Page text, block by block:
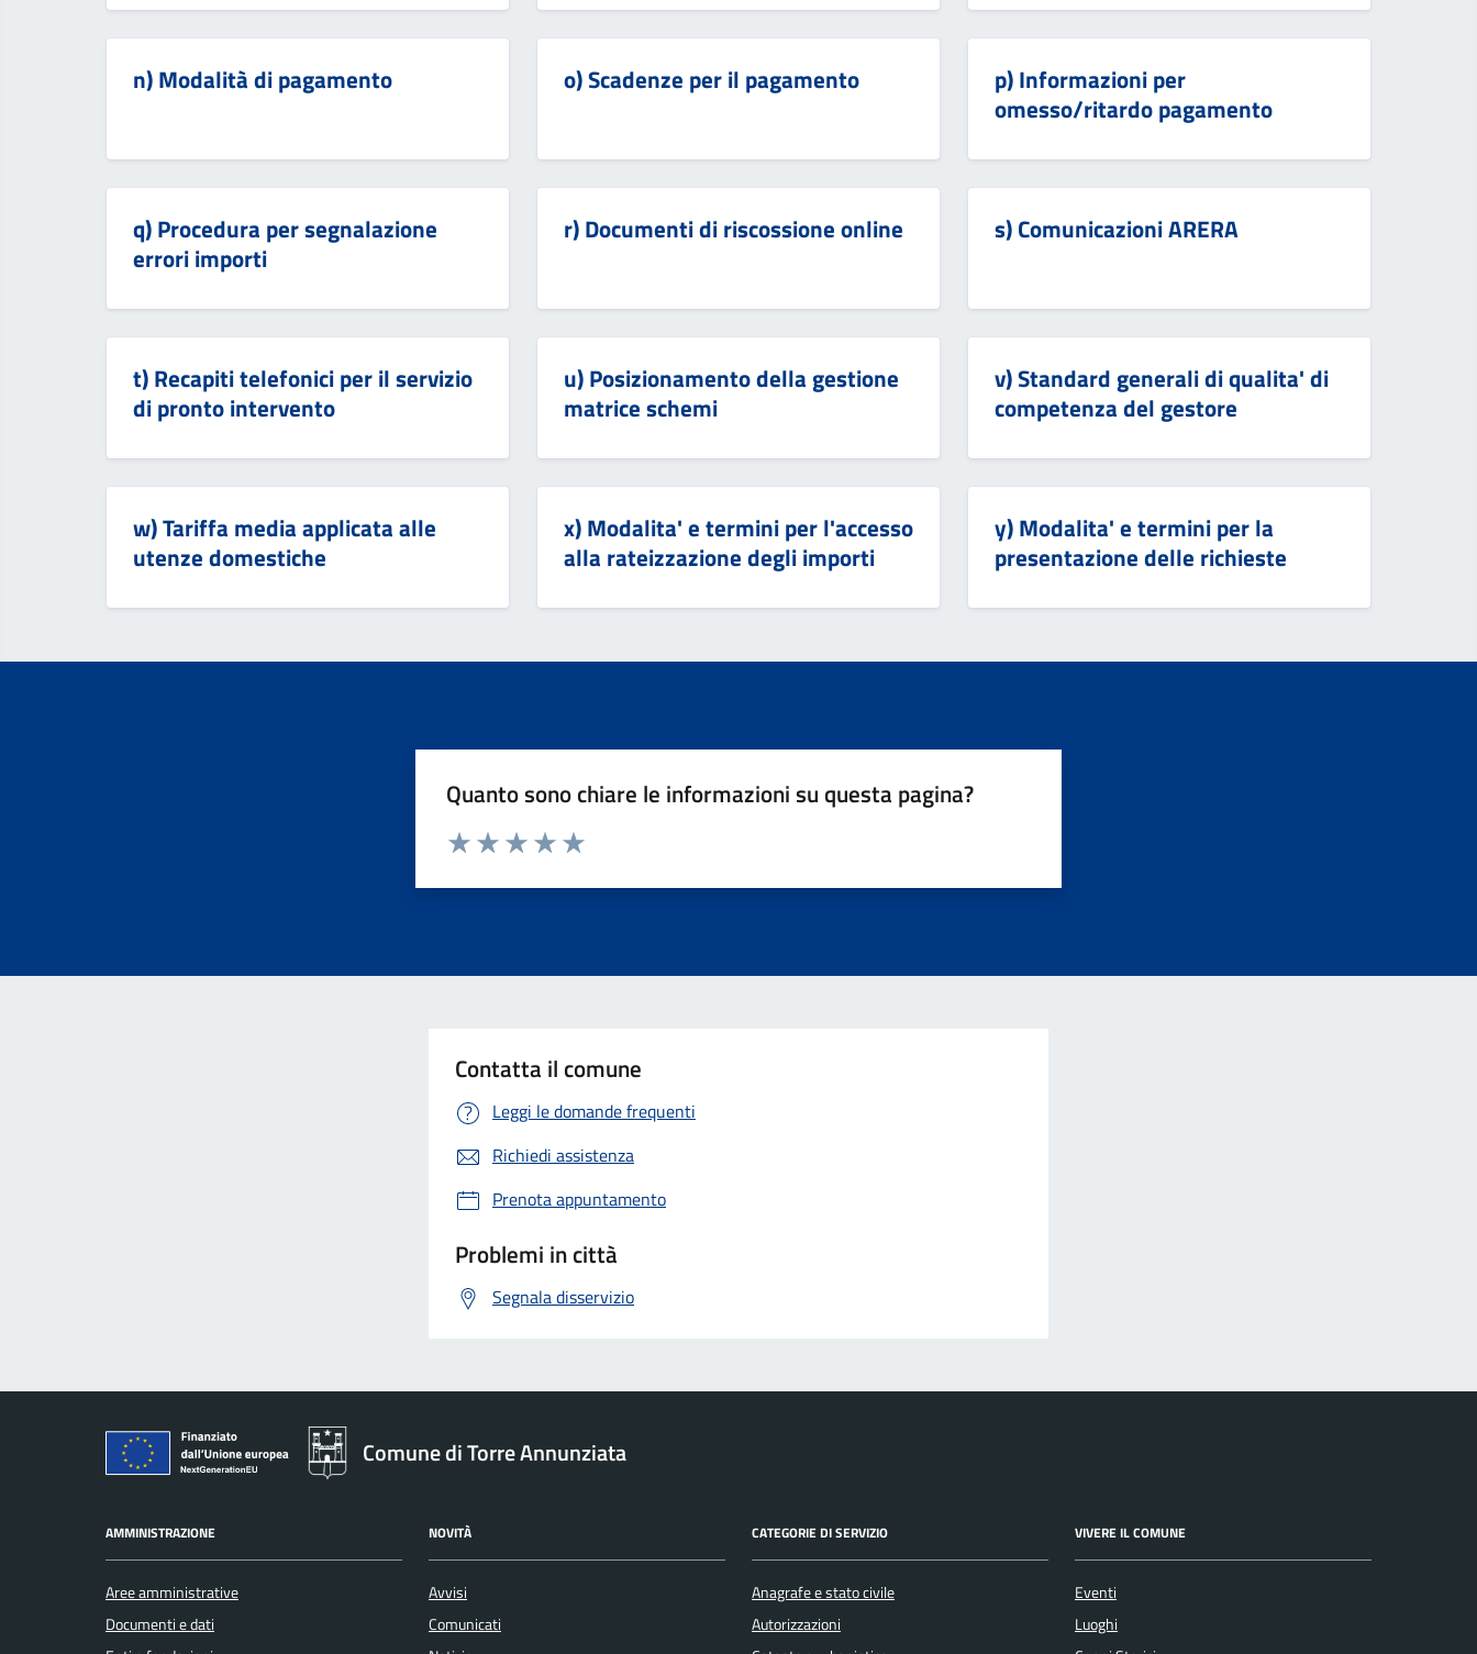
n) Modalità di pagamento o) Scadenze per il pagamento
p) Informazioni per
omesso/ritardo pagamento
q) Procedura per segnalazione
errori importi
r) Documenti di riscossione online s) Comunicazioni ARERA
t) Recapiti telefonici per il servizio
di pronto intervento
u) Posizionamento della gestione
matrice schemi
v) Standard generali di qualita' di
competenza del gestore
w) Tariffa media applicata alle
utenze domestiche
x) Modalita' e termini per l'accesso
alla rateizzazione degli importi
y) Modalita' e termini per la
presentazione delle richieste
Quanto sono chiare le informazioni su questa pagina?
Contatta il comune
Leggi le domande frequenti
Richiedi assistenza
Prenota appuntamento
Problemi in città
Segnala disservizio
Comune di Torre Annunziata
AMMINISTRAZIONE
Aree amministrative
Documenti e dati
NOVITÀ
Avvisi
Comunicati
CATEGORIE DI SERVIZIO
Anagrafe e stato civile
Autorizzazioni
VIVERE IL COMUNE
Eventi
Luoghi